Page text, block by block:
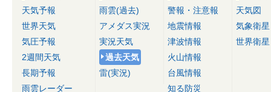
天気予報
世界天気
気圧予報
2週間天気
長期予報
雨雲レーダー
雨雲(過去)
アメダス実況
実況天気
過去天気
雷(実況)
警報・注意報
地震情報
津波情報
火山情報
台風情報
知る防災
天気図
気象衛星
世界衛星